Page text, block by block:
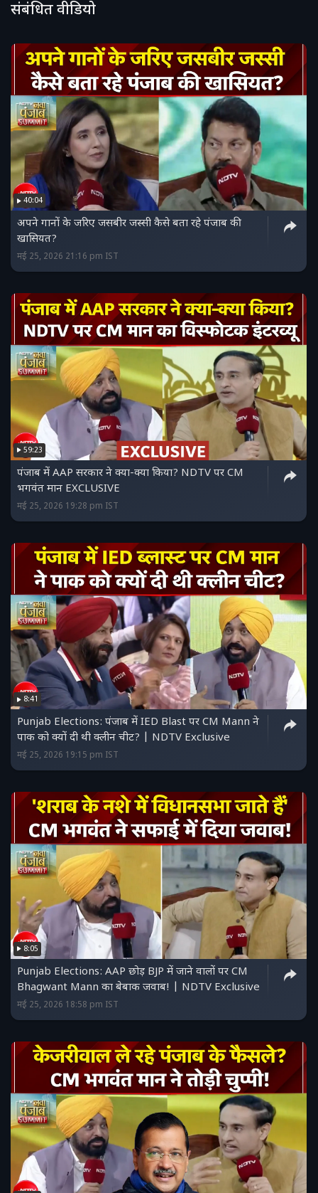
संबंधित वीडियो
40:04
अपने गानों के जरिए जसबीर जस्सी कैसे बता रहे पंजाब की
खासियत?
मई 25, 2026 21:16 pm IST
59:23
पंजाब में AAP सरकार ने क्या-क्या किया? NDTV पर CM
भगवंत मान EXCLUSIVE
मई 25, 2026 19:28 pm IST
8:41
Punjab Elections: पंजाब में IED Blast पर CM Mann ने
पाक को क्यों दी थी क्लीन चीट? | NDTV Exclusive
मई 25, 2026 19:15 pm IST
8:05
Punjab Elections: AAP छोड़ BJP में जाने वालों पर CM
Bhagwant Mann का बेबाक जवाब! | NDTV Exclusive
मई 25, 2026 18:58 pm IST